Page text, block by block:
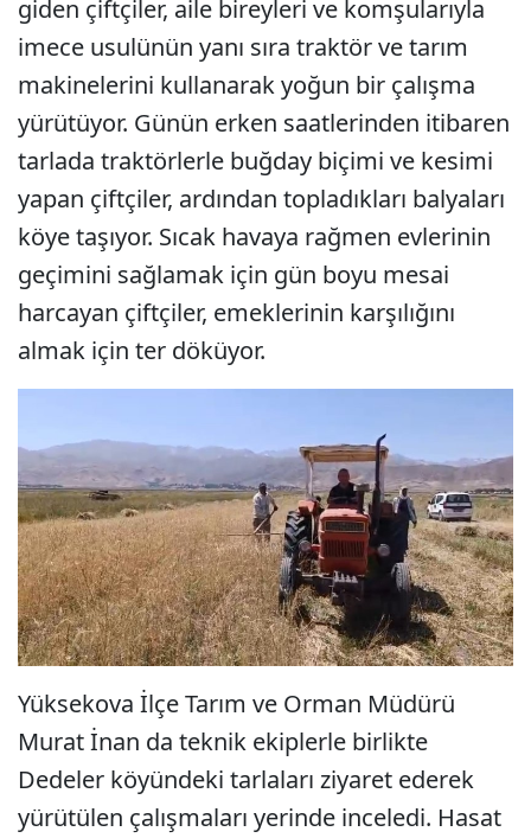
giden çiftçiler, aile bireyleri ve komşularıyla
imece usulünün yanı sıra traktör ve tarım
makinelerini kullanarak yoğun bir çalışma
yürütüyor. Günün erken saatlerinden itibaren
tarlada traktörlerle buğday biçimi ve kesimi
yapan çiftçiler, ardından topladıkları balyaları
köye taşıyor. Sıcak havaya rağmen evlerinin
geçimini sağlamak için gün boyu mesai
harcayan çiftçiler, emeklerinin karşılığını
almak için ter döküyor.
Yüksekova İlçe Tarım ve Orman Müdürü
Murat İnan da teknik ekiplerle birlikte
Dedeler köyündeki tarlaları ziyaret ederek
yürütülen çalışmaları yerinde inceledi. Hasat